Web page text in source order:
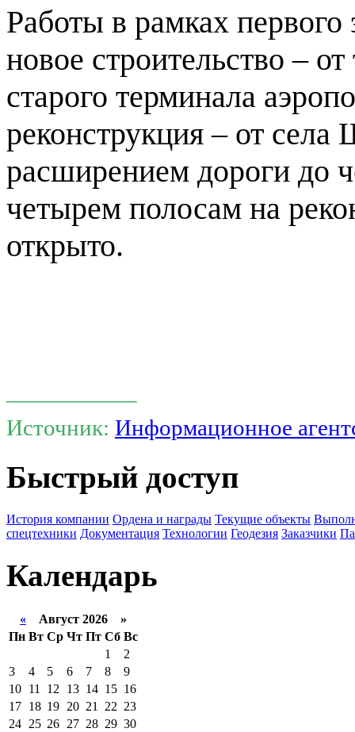
Работы в рамках первого
новое строительство –
старого терминала
реконструкция – от
расширением дороги до
четырем полосам на
открыто.
Источник: Информационное
Быстрый доступ
История компании Ордена и награды Текущие объекты
спецтехники Документация Технологии Геодезия Заказчики
Календарь
« Август 2026 »
Пн Вт Ср Чт Пт Сб Вс
1
2
3
4 5 6 7 8
9
10 11 12 13 14 15 16
17 18 19 20 21 22 23
24 25 26 27 28 29 30